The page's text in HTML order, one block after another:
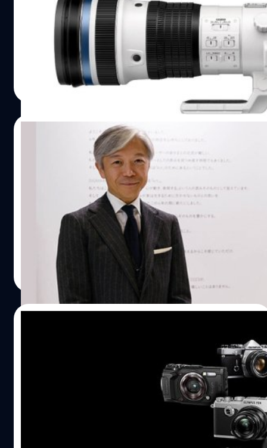
ช่วงปลายปี 2022 ที่ผ่านมา OM Digital ได้เตรียมถอดชื่อ
Olympus ออกจากกลุ่มผลิตภัณฑ์ทั้งหมด หลังจากเปิดตัว
กล้องมิเรอร์เลส OM-5 ล่าสุดมีรายงานจากฝั่งญี่ปุ่นว่ามีเลนส์ที่
ถูกเปลี่ยนชื่อแล้วครับ
บดินทร์ ตันวิเชียร| 1237 days ago
Read More
ลาแล้วนะ! SIGMA ประกาศไม่พัฒนาเลนส์ใน
ระบบ M4/3 ต่อ เนื่องจากความต้องการตลาด
ในงาน CP+ 2023 CEO ค่ายเลนส์อิสระ SIGMA คุณคาซุโตะ
ยามากิ (Kazuto Yamaki) ได้ให้สัมภาษณ์ว่าไม่มีแผนที่จะ
พัฒนาเลนส์ในระบบ Micro Four Thirds (M4/3) เพิ่มแล้ว
ครับ เนื่องจากความต้องการของตลาดกล้องระบบนี้ลดลง
อย่างมาก
บดินทร์ ตันวิเชียร | 1258 days ago
Read More
OM Digital ถอดชื่อ Olympus ออกจากกลุ่ม
ผลิตภัณฑ์ทั้งหมด หลังจากเปิดตัว OM-5
ไม่มีอีกแล้วครับกับโลโก้แบรนด์ Olympus ล่าสุดทาง OM
Digital Solutions (OMDS) บริษัทใหม่ที่เข้าสืบทอดกิจการต่อ
จากโอลิมปัสเดิม ได้ประกาศแทนที่ชื่อแบรนด์ใหม่ด้วย 'OM
System' ในผลิตภัณฑ์ทั้งหมดแล้ว หลังจากที่เพิ่งเปิดตัวกล้อง